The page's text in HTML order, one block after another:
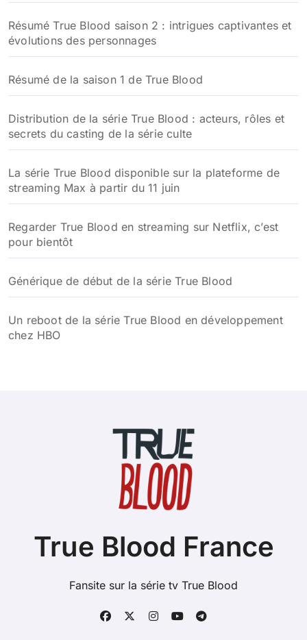
Résumé True Blood saison 2 : intrigues captivantes et
évolutions des personnages
Résumé de la saison 1 de True Blood
Distribution de la série True Blood : acteurs, rôles et
secrets du casting de la série culte
La série True Blood disponible sur la plateforme de
streaming Max à partir du 11 juin
Regarder True Blood en streaming sur Netflix, c’est
pour bientôt
Générique de début de la série True Blood
Un reboot de la série True Blood en développement
chez HBO
True Blood France
Fansite sur la série tv True Blood